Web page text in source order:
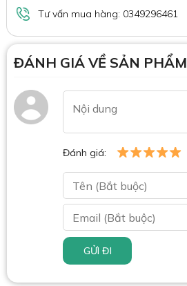
Tư vấn mua hàng: 0349296461
ĐÁNH GIÁ VỀ SẢN PHẨM
Đánh giá:
GỬI ĐI